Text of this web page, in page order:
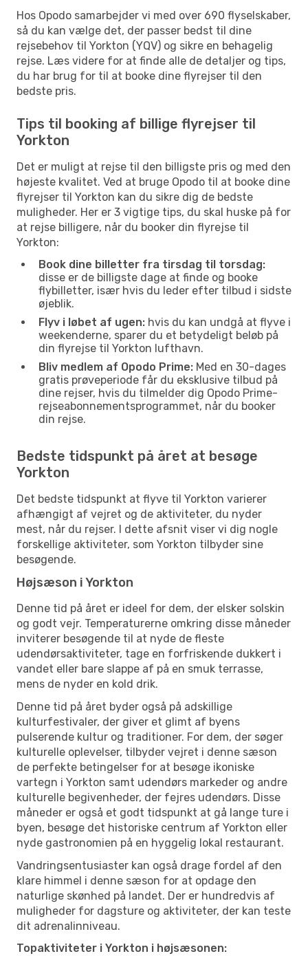
Hos Opodo samarbejder vi med over 690 flyselskaber,
så du kan vælge det, der passer bedst til dine
rejsebehov til Yorkton (YQV) og sikre en behagelig
rejse. Læs videre for at finde alle de detaljer og tips,
du har brug for til at booke dine flyrejser til den
bedste pris.
Tips til booking af billige flyrejser til
Yorkton
Det er muligt at rejse til den billigste pris og med den
højeste kvalitet. Ved at bruge Opodo til at booke dine
flyrejser til Yorkton kan du sikre dig de bedste
muligheder. Her er 3 vigtige tips, du skal huske på for
at rejse billigere, når du booker din flyrejse til
Yorkton:
Book dine billetter fra tirsdag til torsdag:
disse er de billigste dage at finde og booke
flybilletter, især hvis du leder efter tilbud i sidste
øjeblik.
Flyv i løbet af ugen: hvis du kan undgå at flyve i
weekenderne, sparer du et betydeligt beløb på
din flyrejse til Yorkton lufthavn.
Bliv medlem af Opodo Prime: Med en 30-dages
gratis prøveperiode får du eksklusive tilbud på
dine rejser, hvis du tilmelder dig Opodo Prime-
rejseabonnementsprogrammet, når du booker
din rejse.
Bedste tidspunkt på året at besøge
Yorkton
Det bedste tidspunkt at flyve til Yorkton varierer
afhængigt af vejret og de aktiviteter, du nyder
mest, når du rejser. I dette afsnit viser vi dig nogle
forskellige aktiviteter, som Yorkton tilbyder sine
besøgende.
Højsæson i Yorkton
Denne tid på året er ideel for dem, der elsker solskin
og godt vejr. Temperaturerne omkring disse måneder
inviterer besøgende til at nyde de fleste
udendørsaktiviteter, tage en forfriskende dukkert i
vandet eller bare slappe af på en smuk terrasse,
mens de nyder en kold drik.
Denne tid på året byder også på adskillige
kulturfestivaler, der giver et glimt af byens
pulserende kultur og traditioner. For dem, der søger
kulturelle oplevelser, tilbyder vejret i denne sæson
de perfekte betingelser for at besøge ikoniske
vartegn i Yorkton samt udendørs markeder og andre
kulturelle begivenheder, der fejres udendørs. Disse
måneder er også et godt tidspunkt at gå lange ture i
byen, besøge det historiske centrum af Yorkton eller
nyde gastronomien på en hyggelig lokal restaurant.
Vandringsentusiaster kan også drage fordel af den
klare himmel i denne sæson for at opdage den
naturlige skønhed på landet. Der er hundredvis af
muligheder for dagsture og aktiviteter, der kan teste
dit adrenalinniveau.
Topaktiviteter i Yorkton i højsæsonen: